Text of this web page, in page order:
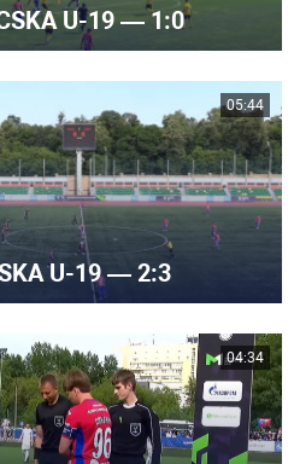
U-19 — 1:0
U-19 — 2:3
05:44
04:34